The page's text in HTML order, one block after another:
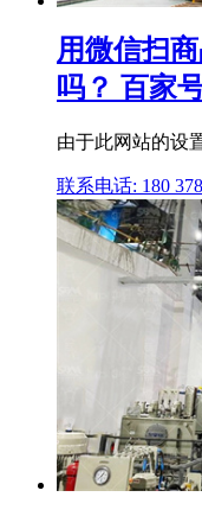
用微信扫
吗？ 百家
由于此网站的设
联系电话: 180